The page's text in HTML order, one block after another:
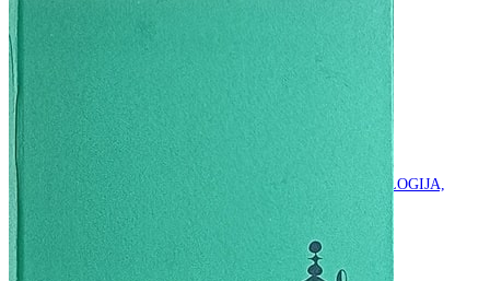
GLAZBENA UMJETNOST
KAZALIŠTE, FILM
OD KNJIŽEVNOST
DO RELIGIJA
KNJIŽEVNOST
LIKOVNA UMJETNOST
LJEKOVITO BILJE I ZDRAVLJE
MITOLOGIJA
POVIJEST I PUBLICISTIKA
PRIRODNE ZNANOSTI
PSIHOLOGIJA, POPULARNA PSIHOLOGIJA,
ALTERNATIVA
RAZNO
RELIGIJA
OD RJEČNIKA
DO ZEMLJOVIDA